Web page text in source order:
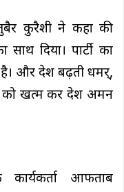
कुरैशी ने कहा की
दिया। पार्टी का
और देश बढ़ती धमर्,
को खत्म कर देश अमन
आफताब